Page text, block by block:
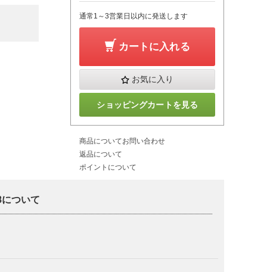
通常1～3営業日以内に発送します
カートに入れる
お気に入り
ショッピングカートを見る
商品についてお問い合わせ
返品について
ポイントについて
ついて